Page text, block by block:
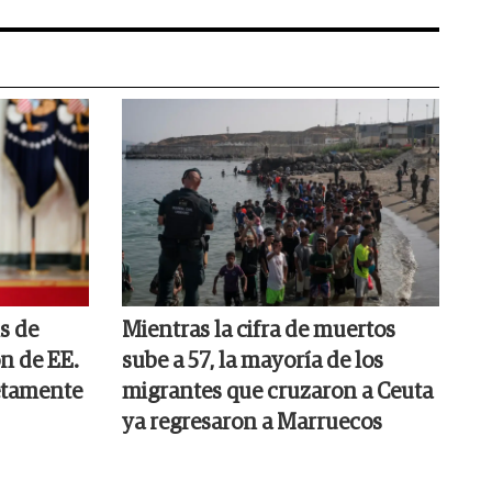
de
de EE.
Mientras la cifra de muertos
sube a 57, la mayoría de los
migrantes que cruzaron a Ceuta
ya regresaron a Marruecos